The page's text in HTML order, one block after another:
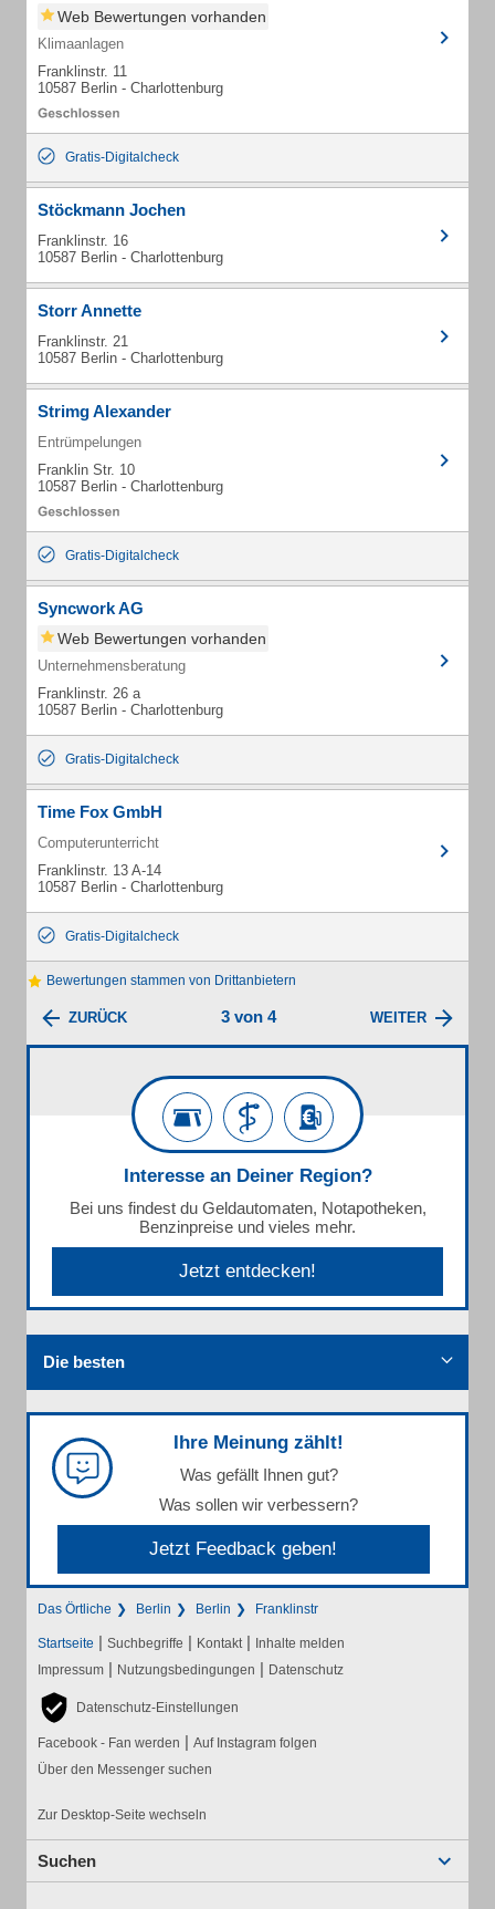
Web Bewertungen vorhanden
Klimaanlagen
Franklinstr. 11
10587 Berlin - Charlottenburg
Gratis-Digitalcheck
Stöckmann Jochen
Franklinstr. 16
10587 Berlin - Charlottenburg
Storr Annette
Franklinstr. 21
10587 Berlin - Charlottenburg
Strimg Alexander
Entrümpelungen
Franklin Str. 10
10587 Berlin - Charlottenburg
Gratis-Digitalcheck
Syncwork AG
Web Bewertungen vorhanden
Unternehmensberatung
Franklinstr. 26 a
10587 Berlin - Charlottenburg
Gratis-Digitalcheck
Time Fox GmbH
Computerunterricht
Franklinstr. 13 A-14
10587 Berlin - Charlottenburg
Gratis-Digitalcheck
Bewertungen stammen von Drittanbietern
ZURÜCK 3 von 4 WEITER
Interesse an Deiner Region?
Bei uns findest du Geldautomaten, Notapotheken,
Benzinpreise und vieles mehr.
Jetzt entdecken!
Die besten
Ihre Meinung zählt!
Was gefällt Ihnen gut?
Was sollen wir verbessern?
Jetzt Feedback geben!
Das Örtliche Berlin Berlin Franklinstr
Startseite | Suchbegriffe | Kontakt | Inhalte melden
Impressum | Nutzungsbedingungen | Datenschutz
Datenschutz-Einstellungen
Facebook - Fan werden | Auf Instagram folgen
Über den Messenger suchen
Zur Desktop-Seite wechseln
Suchen